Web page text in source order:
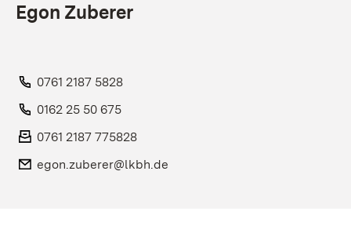
Egon Zuberer
Telefon:
0761 2187 5828
Telefon:
0162 25 50 675
Fax:
0761 2187 775828
E-Mail:
egon.zuberer@lkbh.de